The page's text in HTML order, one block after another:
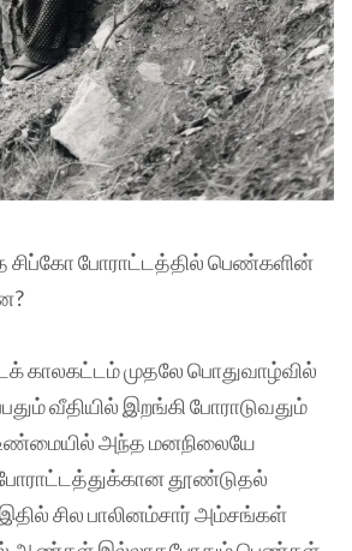
சிப்கோ போராட்டத்தில் பெண்களின்
காலகட்டம் முதலே பொதுவாழ்வில்
வீதியில் இறங்கி போராடுவதும்
அந்த மனநிலையே
தூண்டுதல்
சில பாலினம்சார் அம்சங்கள்